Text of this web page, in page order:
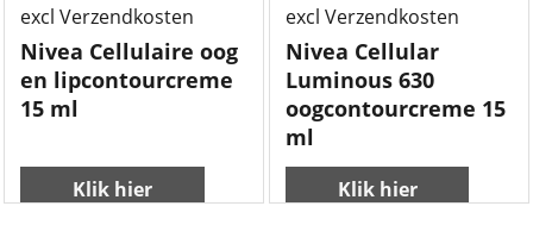
excl Verzendkosten
Nivea Cellulaire oog
en lipcontourcreme
15 ml
Klik hier
excl Verzendkosten
Nivea Cellular
Luminous 630
oogcontourcreme 15
ml
Klik hier